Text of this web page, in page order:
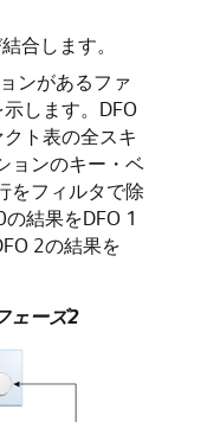
合します。
ンがあるファ
します。DFO
ト表の全スキ
ョンのキー・ベ
をフィルタで除
結果をDFO 1
2の結果を
ェーズ2